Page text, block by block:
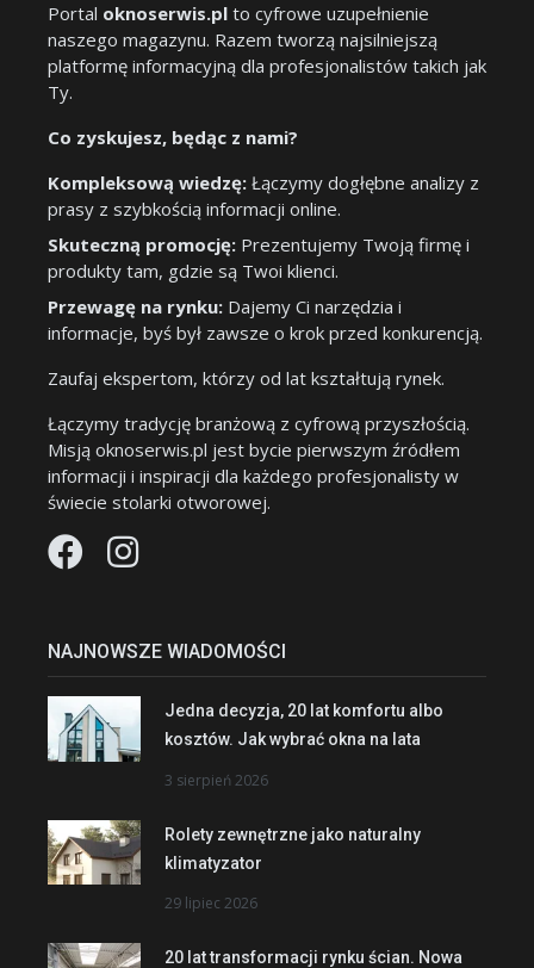
Portal oknoserwis.pl to cyfrowe uzupełnienie
naszego magazynu. Razem tworzą najsilniejszą
platformę informacyjną dla profesjonalistów takich jak
Ty.
Co zyskujesz, będąc z nami?
Kompleksową wiedzę: Łączymy dogłębne analizy z
prasy z szybkością informacji online.
Skuteczną promocję: Prezentujemy Twoją firmę i
produkty tam, gdzie są Twoi klienci.
Przewagę na rynku: Dajemy Ci narzędzia i
informacje, byś był zawsze o krok przed konkurencją.
Zaufaj ekspertom, którzy od lat kształtują rynek.
Łączymy tradycję branżową z cyfrową przyszłością.
Misją oknoserwis.pl jest bycie pierwszym źródłem
informacji i inspiracji dla każdego profesjonalisty w
świecie stolarki otworowej.
NAJNOWSZE WIADOMOŚCI
Jedna decyzja, 20 lat komfortu albo
kosztów. Jak wybrać okna na lata
3 sierpień 2026
Rolety zewnętrzne jako naturalny
klimatyzator
29 lipiec 2026
20 lat transformacji rynku ścian. Nowa